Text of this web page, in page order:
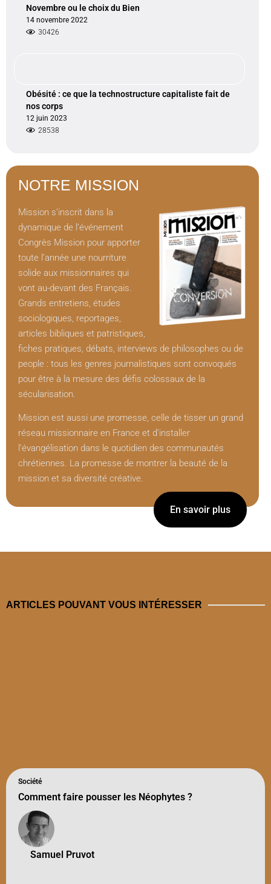
Novembre ou le choix du Bien
14 novembre 2022
30426
Obésité : ce que la technostructure capitaliste fait de
nos corps
12 juin 2023
28538
NOTRE MISSION
Mission s’inscrit dans la
dynamique de l’événement
Congrès Mission pour apporter
toute l’année une nourriture
solide aux missionnaires qui
vont au-devant des Français.
Grands entretiens, études
sociologiques, reportages,
articles bibliques et patristiques,
fiches pratiques, débats, interviews de philosophes ou de
people : tous les genres journalistiques sont convoqués
pour être à la mesure des défis colossaux de la
sécularisation.
Mission est aussi une promesse, celle de tisser un grand
réseau missionnaire en France et d’installer
l’évangélisation dans le quotidien des communautés
chrétiennes. La promesse de montrer la beauté de la
mission et sa diversité créative.
En savoir plus
ARTICLES POUVANT VOUS INTÉRESSER
Société
Comment faire pousser les Néophytes ?
Samuel Pruvot